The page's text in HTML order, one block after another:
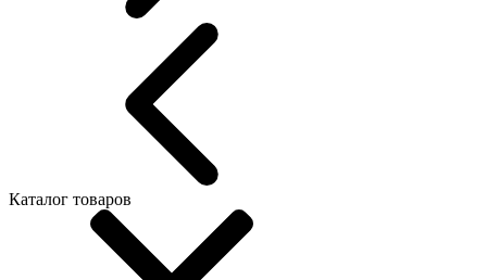
Каталог товаров